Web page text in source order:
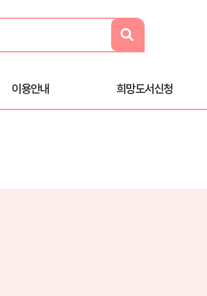
이용안내 희망도서신청